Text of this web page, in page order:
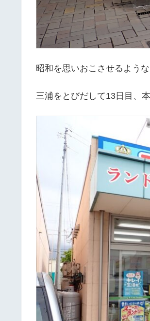
昭和を思いおこさせるよう
三浦をとびだして13日目、